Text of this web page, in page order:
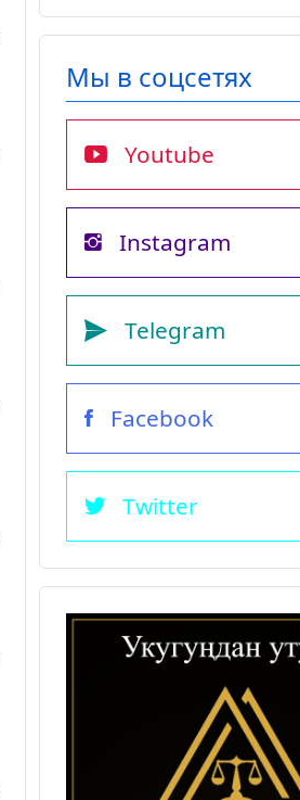
Мы в соцсетях
Youtube
Instagram
Telegram
Facebook
Twitter